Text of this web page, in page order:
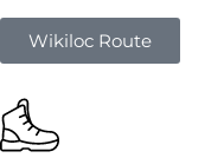
Wikiloc Route